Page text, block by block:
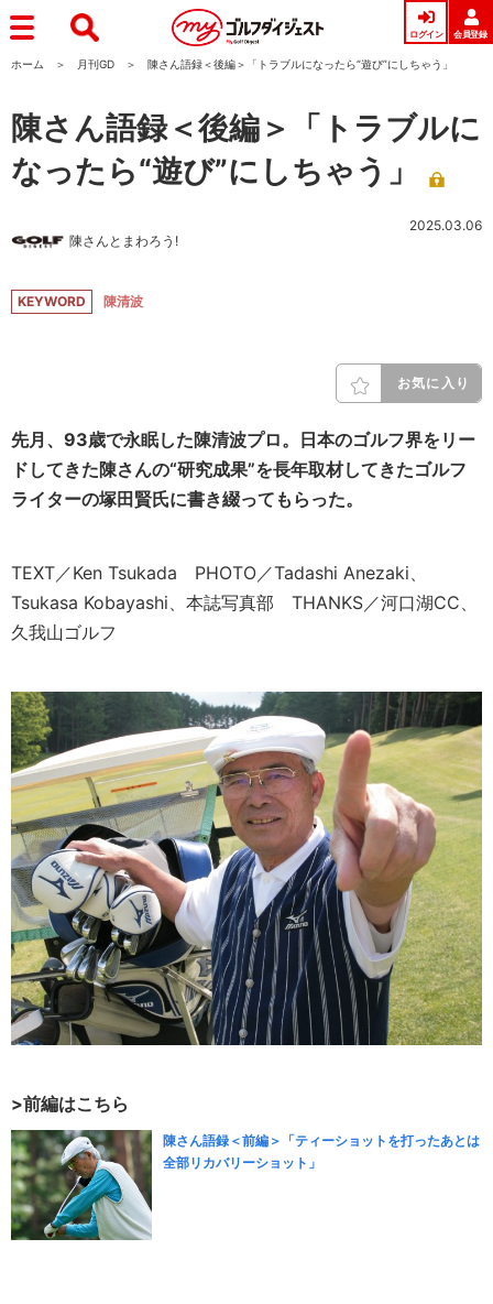
ログイン 会員登録
ホーム 月刊GD 陳さん語録＜後編＞「トラブルになったら“遊び”にしちゃう」
陳さん語録＜後編＞「トラブルに
なったら“遊び”にしちゃう」
陳さんとまわろう!
2025.03.06
KEYWORD 陳清波
お気に入り
先月、93歳で永眠した陳清波プロ。日本のゴルフ界をリー
ドしてきた陳さんの“研究成果”を長年取材してきたゴルフ
ライターの塚田賢氏に書き綴ってもらった。
TEXT／Ken Tsukada PHOTO／Tadashi Anezaki、
Tsukasa Kobayashi、本誌写真部 THANKS／河口湖CC、
久我山ゴルフ
>前編はこちら
陳さん語録＜前編＞「ティーショットを打ったあとは
全部リカバリーショット」